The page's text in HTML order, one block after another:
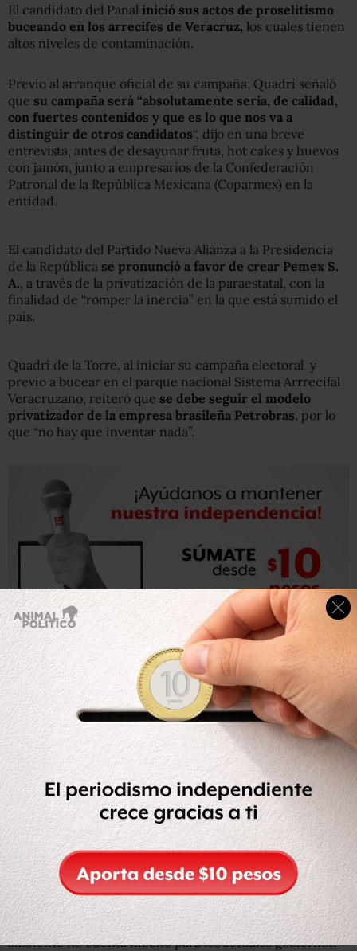
El candidato del Panal inició sus actos de proselitismo
buceando en los arrecifes de Veracruz, los cuales tienen
altos niveles de contaminación.
Previo al arranque oficial de su campaña, Quadri señaló
que su campaña será “absolutamente seria, de calidad,
con fuertes contenidos y que es lo que nos va a
distinguir de otros candidatos“, dijo en una breve
entrevista, antes de desayunar fruta, hot cakes y huevos
con jamón, junto a empresarios de la Confederación
Patronal de la República Mexicana (Coparmex) en la
entidad.
El candidato del Partido Nueva Alianza a la Presidencia
de la República se pronunció a favor de crear Pemex S.
A., a través de la privatización de la paraestatal, con la
finalidad de “romper la inercia” en la que está sumido el
país.
Quadri de la Torre, al iniciar su campaña electoral y
previo a bucear en el parque nacional Sistema Arrrecifal
Veracruzano, reiteró que se debe seguir el modelo
privatizador de la empresa brasileña Petrobras, por lo
que “no hay que inventar nada”.
La inmersión submarina estaba prevista para las 10:00
horas.
Quadri partió del muelle,
ubicado frente al Café La
Parroquia, rumbo a los arrecifes en30 lanchasy
acompañado por las dirigencias nacional, estatal, y
aspirantes a diputados federales y senadores locales,
además de buzos profesionales.
De acuerdo al vocero de su campaña, Humberto Zurita, el
objetivo de bucear antes del mitin esexhortar a los
mexicanos a conocer los riesgos que tiene la naturaleza
si se sigue con políticas públicas donde el medio
ambiente no cuenta mucho para los actuales gobiernos.